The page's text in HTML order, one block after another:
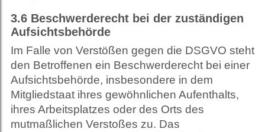
3.6 Beschwerderecht bei der zuständigen
Aufsichtsbehörde
Im Falle von Verstößen gegen die DSGVO steht
den Betroffenen ein Beschwerderecht bei einer
Aufsichtsbehörde, insbesondere in dem
Mitgliedstaat ihres gewöhnlichen Aufenthalts,
ihres Arbeitsplatzes oder des Orts des
mutmaßlichen Verstoßes zu. Das